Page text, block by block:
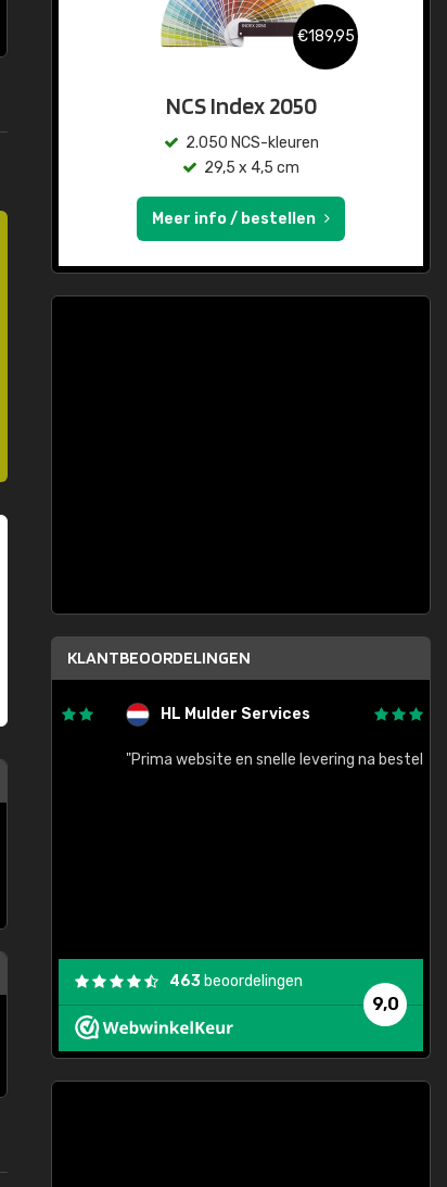
€189,95
NCS Index 2050
2.050 NCS-kleuren
29,5 x 4,5 cm
Meer info / bestellen
KLANTBEOORDELINGEN
HL Mulder Services
"Prima website en snelle levering na bestelling"
9,0
463 beoordelingen